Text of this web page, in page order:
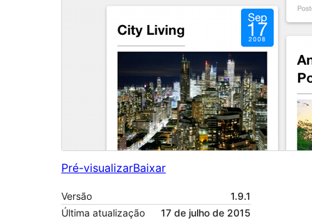
Pré-visualizarBaixar
Versão
1.9.1
Última atualização
17 de julho de 2015